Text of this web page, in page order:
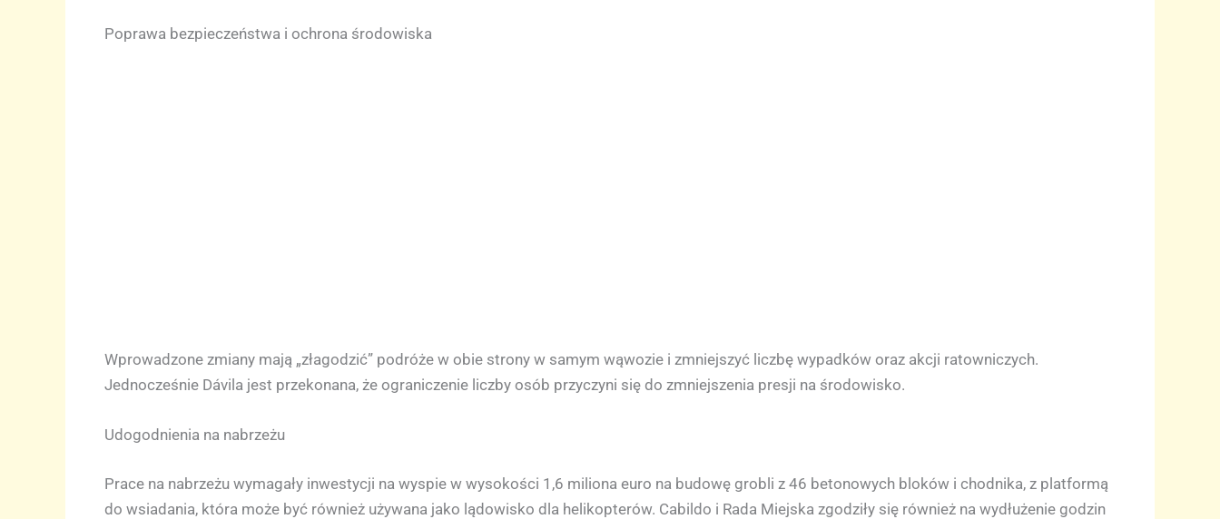
Poprawa bezpieczeństwa i ochrona środowiska
Wprowadzone zmiany mają „złagodzić” podróże w obie strony w samym wąwozie i zmniejszyć liczbę wypadków oraz akcji ratowniczych.
Jednocześnie Dávila jest przekonana, że ograniczenie liczby osób przyczyni się do zmniejszenia presji na środowisko.
Udogodnienia na nabrzeżu
Prace na nabrzeżu wymagały inwestycji na wyspie w wysokości 1,6 miliona euro na budowę grobli z 46 betonowych bloków i chodnika, z platformą
do wsiadania, która może być również używana jako lądowisko dla helikopterów. Cabildo i Rada Miejska zgodziły się również na wydłużenie godzin